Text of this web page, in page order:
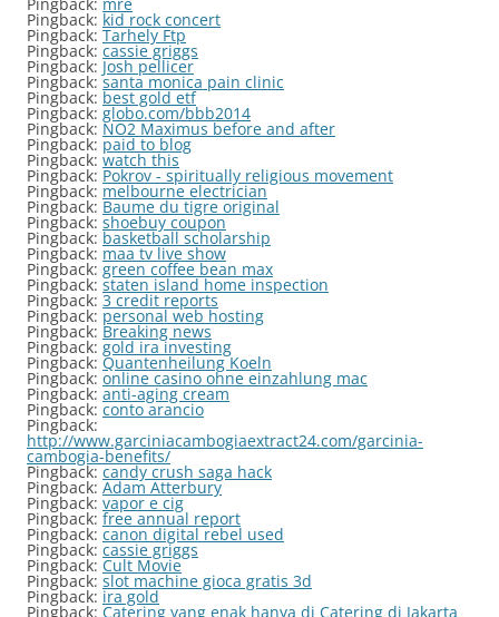
Pingback: kid rock concert
Pingback: Tarhely Ftp
Pingback: cassie griggs
Pingback: Josh pellicer
Pingback:santa monica pain clinic
Pingback: best gold etf
Pingback: globo.com/bbb2014
Pingback: NO2 Maximus before and after
Pingback: paid to blog
Pingback: watch this
Pingback: Pokrov - spiritually religious movement
Pingback: melbourne electrician
Pingback: Baume du tigre original
Pingback: shoebuy coupon
Pingback: basketball scholarship
Pingback: maa tv live show
Pingback: green coffee bean max
Pingback: staten island home inspection
Pingback: 3 credit reports
Pingback: personal web hosting
Pingback: Breaking news
Pingback: gold ira investing
Pingback: Quantenheilung Koeln
Pingback: online casino ohne einzahlung mac
Pingback: anti-aging cream
Pingback: conto arancio
Pingback:
http://www.garciniacambogiaextract24.com/garcinia-
cambogia-benefits/
Pingback:candy crush saga hack
Pingback: Adam Atterbury
Pingback: vapor e cig
Pingback: free annual report
Pingback: canon digital rebel used
Pingback: cassie griggs
Pingback: Cult Movie
Pingback: slot machine gioca gratis 3d
Pingback: ira gold
Pingback: Catering yang enak hanya di Catering di Jakarta